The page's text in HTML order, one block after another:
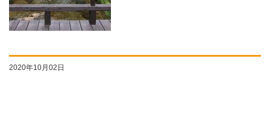
2020年10月02日